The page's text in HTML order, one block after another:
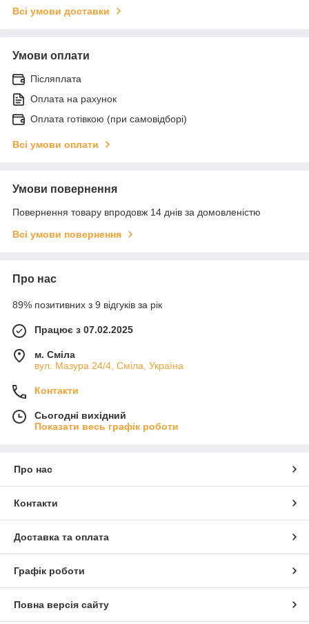
Всі умови доставки
Умови оплати
Післяплата
Оплата на рахунок
Оплата готівкою (при самовідборі)
Всі умови оплати
Умови повернення
Повернення товару впродовж 14 днів за домовленістю
Всі умови повернення
Про нас
89% позитивних з 9 відгуків за рік
Працює з 07.02.2025
м. Сміла
вул. Мазура 24/4, Сміла, Україна
Контакти
Сьогодні вихідний
Показати весь графік роботи
Про нас
Контакти
Доставка та оплата
Графік роботи
Повна версія сайту